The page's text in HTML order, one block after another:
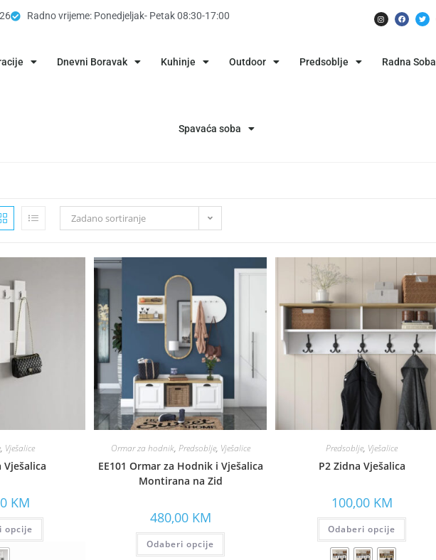
Radno vrijeme: Ponedjeljak- Petak 08:30-17:00
Dnevni Boravak Kuhinje Outdoor Predsoblje Radna Soba
Spavaća soba
Zadano sortiranje
, Vješalice
KM
opcije
Ormar za hodnik, Predsoblje, Vješalice
EE101 Ormar za Hodnik i Vješalica
Montirana na Zid
480,00 KM
Odaberi opcije
Predsoblje, Vješalice
P2 Zidna Vješalica
100,00 KM
Odaberi opcije